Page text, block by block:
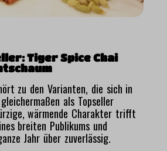
Tiger Spice Chai
zu den Varianten, die sich in
als Topseller
wärmende Charakter trifft
breiten Publikums und
Jahr über zuverlässig.